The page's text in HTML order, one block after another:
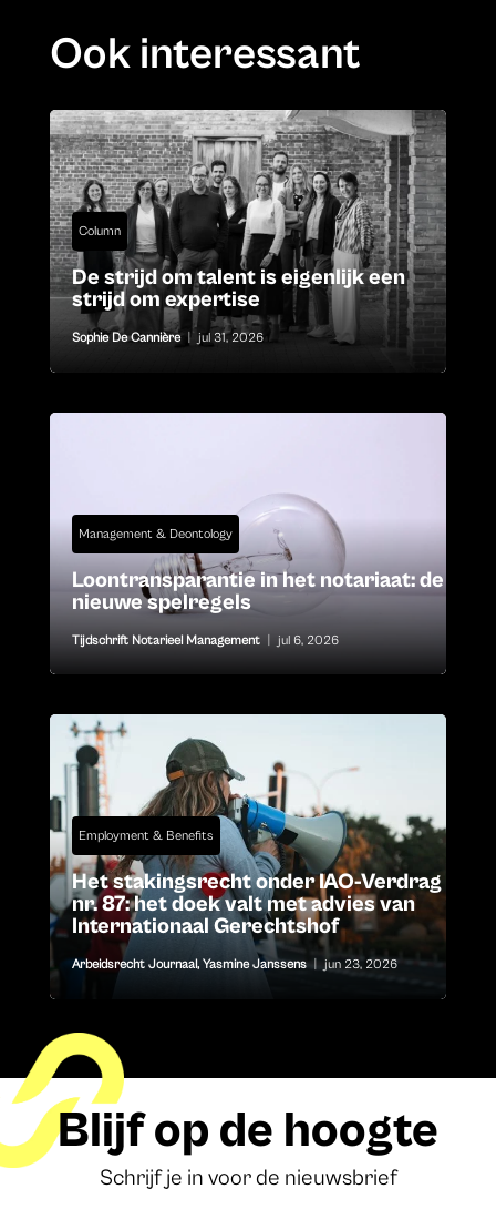
Ook interessant
Column
De strijd om talent is eigenlijk een
strijd om expertise
Sophie De Cannière jul 31, 2026
Management & Deontology
Loontransparantie in het notariaat: de
nieuwe spelregels
Tijdschrift Notarieel Management jul 6, 2026
Employment & Benefits
Het stakingsrecht onder IAO-Verdrag
nr. 87: het doek valt met advies van
Internationaal Gerechtshof
Arbeidsrecht Journaal, Yasmine Janssens jun 23, 2026
Blijf op de hoogte
Schrijf je in voor de nieuwsbrief